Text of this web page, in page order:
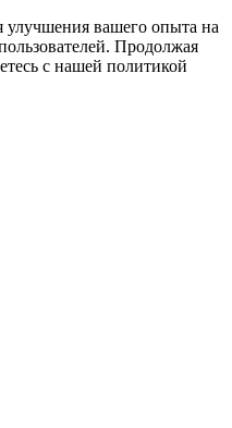
вашего опыта на
Продолжая
с нашей политикой